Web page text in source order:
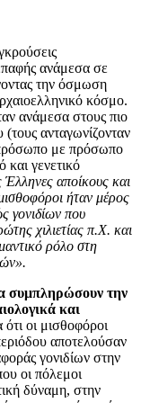
ανάμεσα σε
την όσμωση
κόσμο.
ανάμεσα στους πιο
ανταγωνίζονταν
με πρόσωπο
και γενετικό
αποίκους και
ήταν μέρος
γονιδίων που
χιλιετίας π.Χ. και
ρόλο στη
συμπληρώσουν την
και
ότι οι μισθοφόροι
αποτελούσαν
γονιδίων στην
οι πόλεμοι
δύναμη, στην